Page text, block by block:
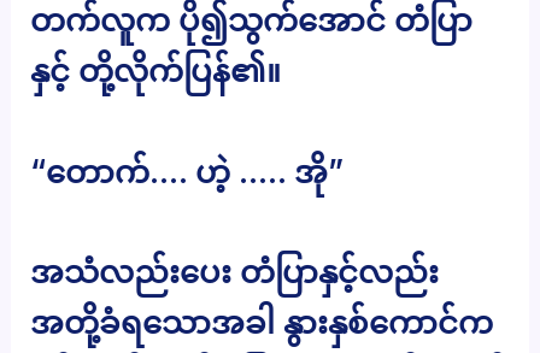
တက်လူက ပို၍သွက်အောင် တံပြာ
နှင့် တို့လိုက်ပြန်၏။
“တောက်…. ဟဲ့ ….. အို”
အသံလည်းပေး တံပြာနှင့်လည်း
အတို့ခံရသောအခါ နွားနှစ်ကောင်က